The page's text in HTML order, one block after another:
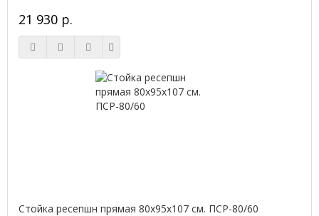
21 930 р.
Стойка ресепшн прямая 80х95х107 см. ПСР-80/60